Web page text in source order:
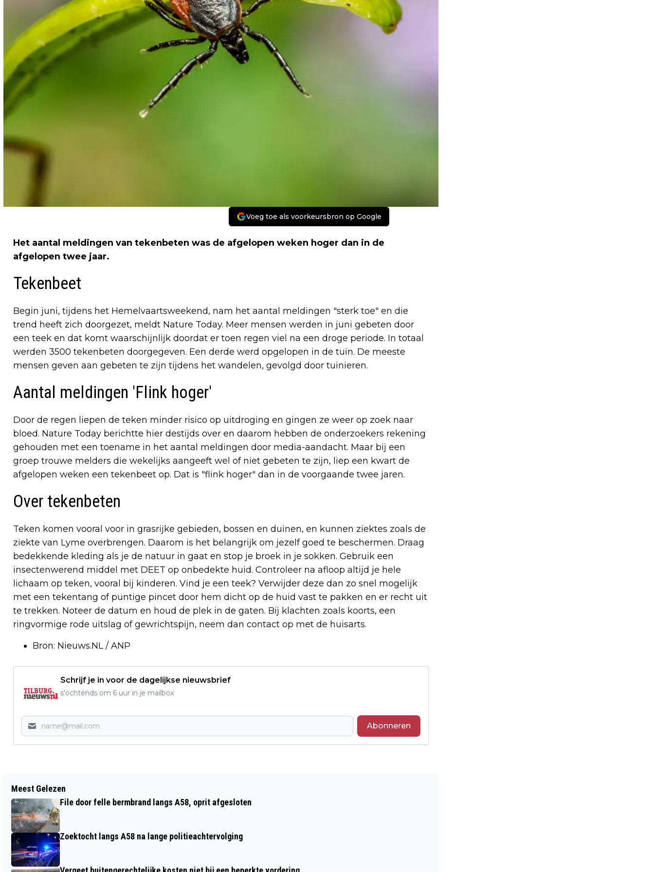
Voeg toe als voorkeursbron op Google
Het aantal meldingen van tekenbeten was de afgelopen weken hoger dan in de
afgelopen twee jaar.
Tekenbeet
Begin juni, tijdens het Hemelvaartsweekend, nam het aantal meldingen "sterk toe" en die
trend heeft zich doorgezet, meldt Nature Today. Meer mensen werden in juni gebeten door
een teek en dat komt waarschijnlijk doordat er toen regen viel na een droge periode. In totaal
werden 3500 tekenbeten doorgegeven. Een derde werd opgelopen in de tuin. De meeste
mensen geven aan gebeten te zijn tijdens het wandelen, gevolgd door tuinieren.
Aantal meldingen 'Flink hoger'
Door de regen liepen de teken minder risico op uitdroging en gingen ze weer op zoek naar
bloed. Nature Today berichtte hier destijds over en daarom hebben de onderzoekers rekening
gehouden met een toename in het aantal meldingen door media-aandacht. Maar bij een
groep trouwe melders die wekelijks aangeeft wel of niet gebeten te zijn, liep een kwart de
afgelopen weken een tekenbeet op. Dat is "flink hoger" dan in de voorgaande twee jaren.
Over tekenbeten
Teken komen vooral voor in grasrijke gebieden, bossen en duinen, en kunnen ziektes zoals de
ziekte van Lyme overbrengen. Daarom is het belangrijk om jezelf goed te beschermen. Draag
bedekkende kleding als je de natuur in gaat en stop je broek in je sokken. Gebruik een
insectenwerend middel met DEET op onbedekte huid. Controleer na afloop altijd je hele
lichaam op teken, vooral bij kinderen. Vind je een teek? Verwijder deze dan zo snel mogelijk
met een tekentang of puntige pincet door hem dicht op de huid vast te pakken en er recht uit
te trekken. Noteer de datum en houd de plek in de gaten. Bij klachten zoals koorts, een
ringvormige rode uitslag of gewrichtspijn, neem dan contact op met de huisarts.
Bron: Nieuws.NL / ANP
Schrijf je in voor de dagelijkse nieuwsbrief
s'ochtends om 6 uur in je mailbox
Abonneren
TILBURG NIEUWS LANCEERT GRATIS
EIGEN NIEUWS.NL APP
ZOMERVAKANTIE REGIO ZUID
Meest Gelezen
File door felle bermbrand langs A58, oprit afgesloten
Zoektocht langs A58 na lange politieachtervolging